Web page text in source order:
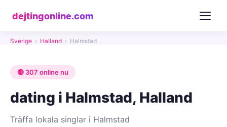
dejtingonline.com
Sverige › Halland › Halmstad
🔴 307 online nu
dating i Halmstad, Halland
Träffa lokala singlar i Halmstad